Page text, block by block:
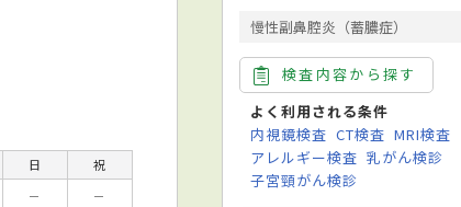
日
祝
－
－
慢性副鼻腔炎（蓄膿症）
検査内容から探す
よく利用される条件
内視鏡検査 CT検査 MRI検査
アレルギー検査 乳がん検診
子宮頸がん検診